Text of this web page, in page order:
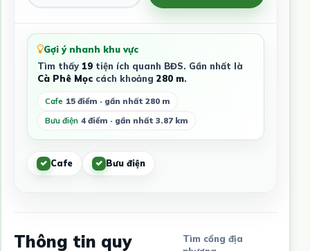
Gợi ý nhanh khu vực
Tìm thấy 19tiện ích quanh BĐS. Gần nhất là
Cà Phê Mọccách khoảng 280 m.
Cafe 15 điểm · gần nhất 280 m
Bưu điện 4 điểm · gần nhất 3.87 km
Cafe Bưu điện
Thông tin quy
Tìm cổng địa